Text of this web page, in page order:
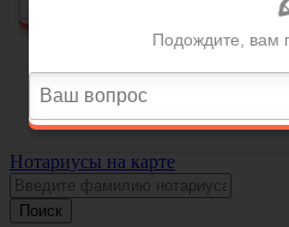
Нотариусы на карте
Поиск